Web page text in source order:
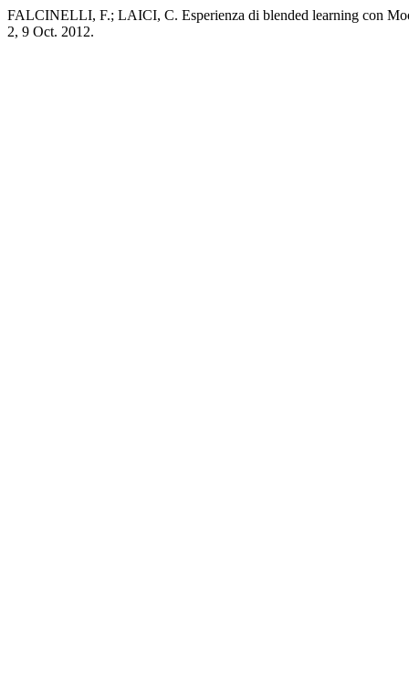
FALCINELLI, F.; LAICI, C. Esperienza di blended learning con
2, 9 Oct. 2012.